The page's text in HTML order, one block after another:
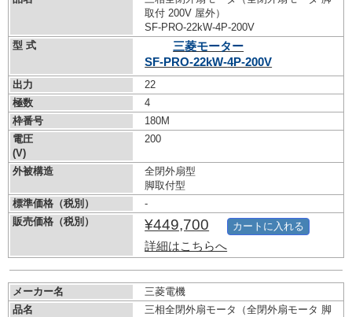
取付 200V 屋外）
SF-PRO-22kW-4P-200V
型 式
三菱モーター
SF-PRO-22kW-4P-200V
出力
22
極数
4
枠番号
180M
電圧
(V)
200
外被構造
全閉外扇型
脚取付型
標準価格（税別）
-
販売価格（税別）
¥449,700
詳細はこちらへ
カートに入れる
メーカー名
三菱電機
品名
三相全閉外扇モータ（全閉外扇モータ 脚